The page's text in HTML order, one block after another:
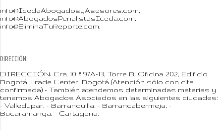
info@IcedaAbogadosyAsesores.com,
info@AbogadosPenalistasIceda.com,
info@EliminaTuReporte.com.
DIRECCIÓN
DIRECCIÓN: Cra. 10 # 97A-13, Torre B, Oficina 202, Edificio
Bogotá Trade Center, Bogotá (Atención sólo con cita
confirmada) - También atendemos determinadas materias y
tenemos Abogados Asociados en las siguientes ciudades:
- Valledupar, - Barranquilla, - Barrancabermeja, -
Bucaramanga, - Cartagena.